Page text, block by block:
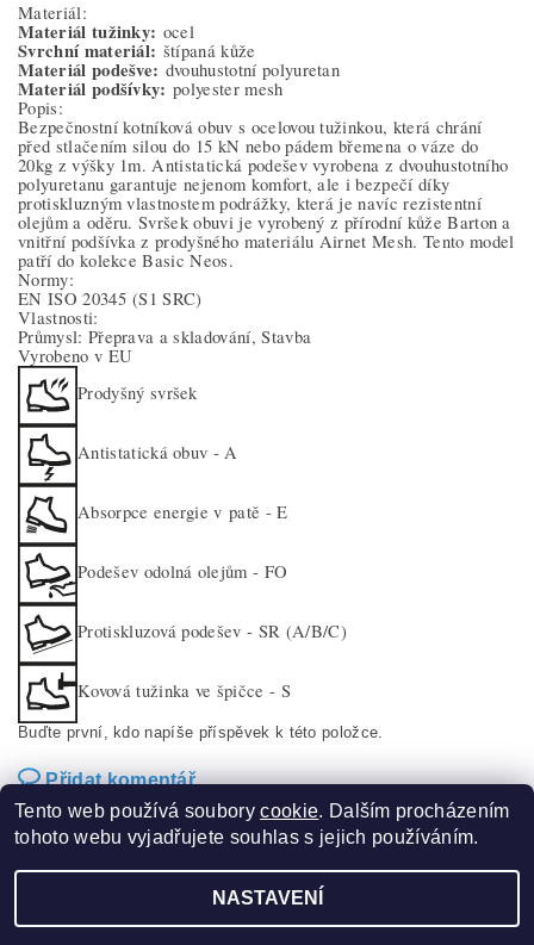
Materiál:
Materiál tužinky: ocel
Svrchní materiál: štípaná kůže
Materiál podešve: dvouhustotní polyuretan
Materiál podšívky: polyester mesh
Popis:
Bezpečnostní kotníková obuv s ocelovou tužinkou, která chrání
před stlačením silou do 15 kN nebo pádem břemena o váze do
20kg z výšky 1m. Antistatická podešev vyrobena z dvouhustotního
polyuretanu garantuje nejenom komfort, ale i bezpečí díky
protiskluzným vlastnostem podrážky, která je navíc rezistentní
olejům a oděru. Svršek obuvi je vyrobený z přírodní kůže Barton a
vnitřní podšívka z prodyšného materiálu Airnet Mesh. Tento model
patří do kolekce Basic Neos.
Normy:
EN ISO 20345(S1 SRC)
Vlastnosti:
Průmysl: Přeprava a skladování, Stavba
Vyrobeno v EU
Prodyšný svršek
Antistatická obuv - A
Absorpce energie v patě - E
Podešev odolná olejům - FO
Protiskluzová podešev - SR (A/B/C)
Kovová tužinka ve špičce - S
Buďte první, kdo napíše příspěvek k této položce.
Přidat komentář
2026 ©Sucom production s.r.o., všechna práva vyhrazena
Tento web používá souborycookie. Dalším procházením
tohoto webu vyjadřujete souhlas s jejich používáním.
NASTAVENÍ